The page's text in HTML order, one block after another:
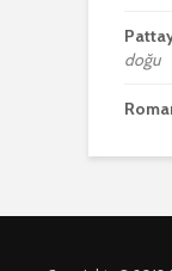
doğu